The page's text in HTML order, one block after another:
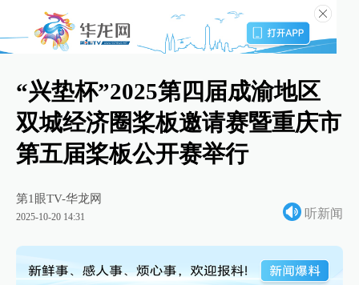
“兴垫杯”2025第四届成渝地区
双城经济圈桨板邀请赛暨重庆市
第五届桨板公开赛举行
第1眼TV-华龙网
2025-10-20 14:31 听新闻